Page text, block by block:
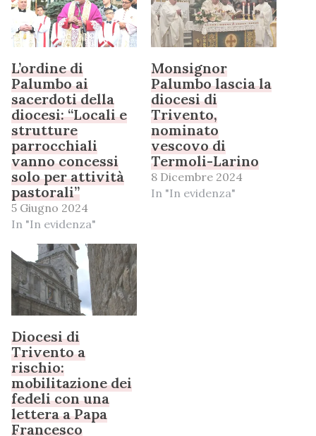
L’ordine di
Palumbo ai
sacerdoti della
diocesi: “Locali e
strutture
parrocchiali
vanno concessi
solo per attività
pastorali”
5 Giugno 2024
In "In evidenza"
Monsignor
Palumbo lascia la
diocesi di
Trivento,
nominato
vescovo di
Termoli-Larino
8 Dicembre 2024
In "In evidenza"
Diocesi di
Trivento a
rischio:
mobilitazione dei
fedeli con una
lettera a Papa
Francesco